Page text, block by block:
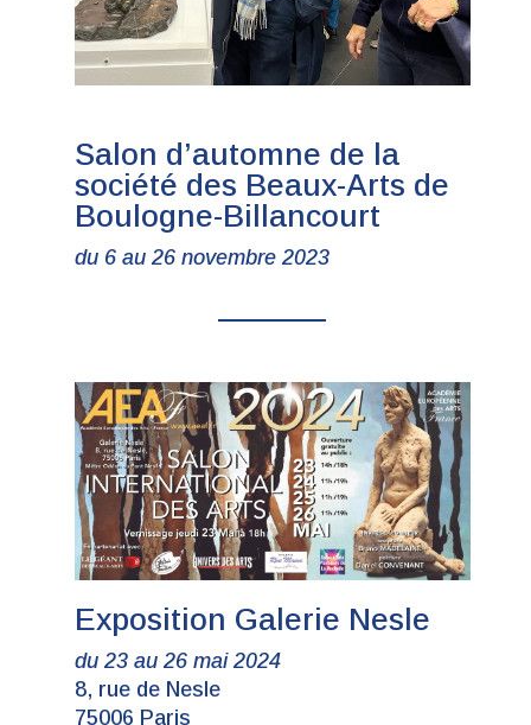
Salon d’automne de la
société des Beaux-Arts de
Boulogne-Billancourt
du 6 au 26 novembre 2023
Exposition Galerie Nesle
du 23 au 26 mai 2024
8, rue de Nesle
75006 Paris